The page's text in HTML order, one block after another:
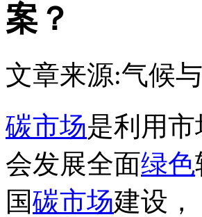
案？
文章来源:气候
碳市场是利用
会发展全面绿色
国碳市场建设